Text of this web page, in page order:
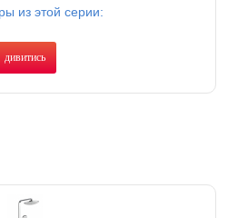
из этой серии:
дивитись